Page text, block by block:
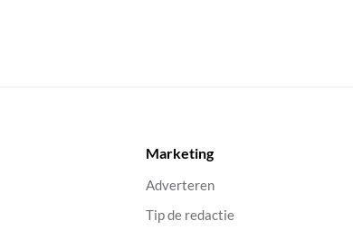
Marketing
Adverteren
Tip de redactie